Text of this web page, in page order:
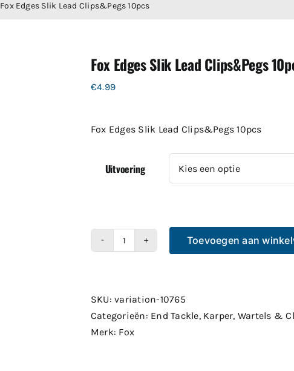
Fox Edges Slik Lead Clips&Pegs 10pcs
Fox Edges Slik Lead Clips&Pegs
€4.99
Fox Edges Slik Lead Clips&Pegs 10pcs
Uitvoering
Lead
Clips&Pegs
10pcs
Toevoegen aan
SKU:variation-10765
Categorieën: End Tackle, Karper, Wartels &
Merk: Fox